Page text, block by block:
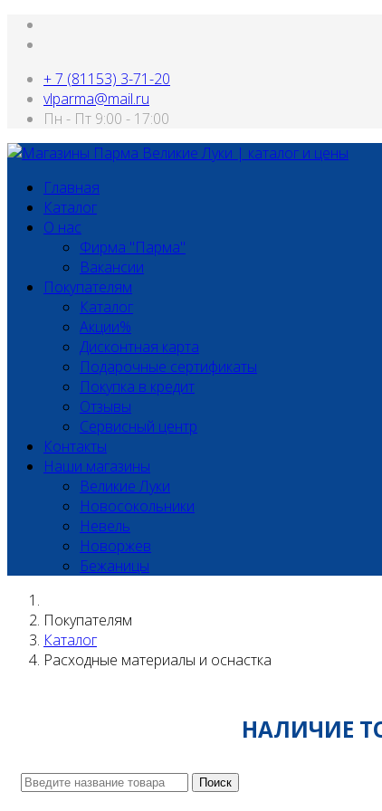
+ 7 (81153) 3-71-20
vlparma@mail.ru
Пн - Пт 9:00 - 17:00
Главная
Каталог
О нас
Фирма "Парма"
Вакансии
Покупателям
Каталог
Акции%
Дисконтная карта
Подарочные сертификаты
Покупка в кредит
Отзывы
Сервисный центр
Контакты
Наши магазины
Великие Луки
Новосокольники
Невель
Новоржев
Бежаницы
Покупателям
Каталог
Расходные материалы и оснастка
НАЛИЧИЕ
Поиск